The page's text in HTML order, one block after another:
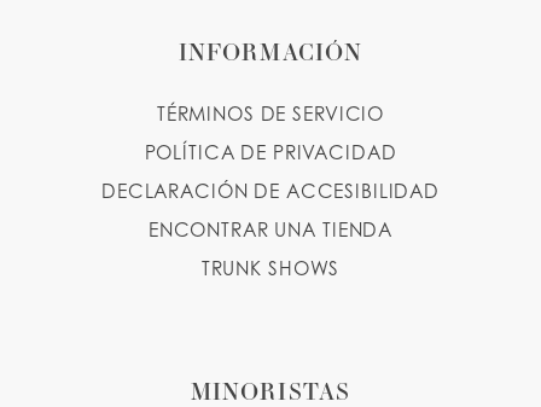
INFORMACIÓN
TÉRMINOS DE SERVICIO
POLÍTICA DE PRIVACIDAD
DECLARACIÓN DE ACCESIBILIDAD
ENCONTRAR UNA TIENDA
TRUNK SHOWS
MINORISTAS